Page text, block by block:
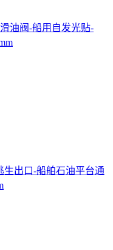
油阀-船用自发光贴-
生出口-船舶石油平台通